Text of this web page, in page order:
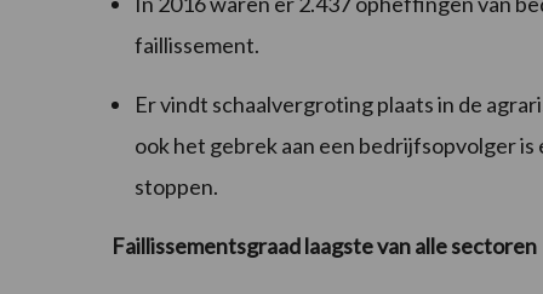
faillissement.
Er vindt schaalvergroting plaats in de
ook het gebrek aan een bedrijfsopvolger
stoppen.
Faillissementsgraad laagste van alle sectoren